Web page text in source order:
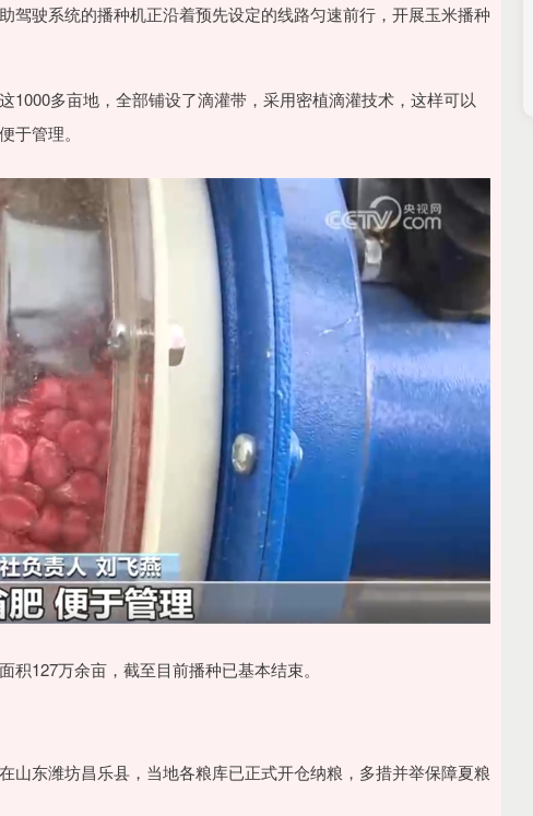
驾驶系统的播种机正沿着预先设定的线路匀速前行，开展玉米播种
1000多亩地，全部铺设了滴灌带，采用密植滴灌技术，这样可以
于管理。
127万余亩，截至目前播种已基本结束。
山东潍坊昌乐县，当地各粮库已正式开仓纳粮，多措并举保障夏粮